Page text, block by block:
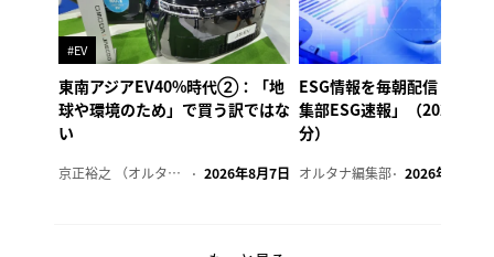
#EV
東南アジアEV40%時代②：「地
球や環境のため」で買う訳ではな
い
京正裕之 （オルタナ副編集長） 2026年8月7日
ESG情報を毎朝配信「オル
集部ESG速報」（2026年8
分）
オルタナ編集部 2026年8月7日